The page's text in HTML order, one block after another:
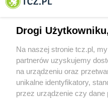
Drogi
Na naszej stronie tcz.pl,
partnerów uzyskujemy
na urządzeniu oraz
unikalne identyfikatory,
przez urządzenie czy dane